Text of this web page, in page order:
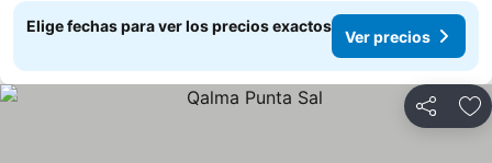
Elige fechas para ver los precios exactos
Ver precios
Compartir